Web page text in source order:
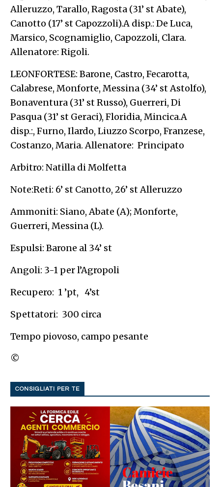
Alleruzzo, Tarallo, Ragosta (31’ st Abate),
Canotto (17’ st Capozzoli).A disp.: De Luca,
Marsico, Scognamiglio, Capozzoli, Clara.
Allenatore: Rigoli.
LEONFORTESE: Barone, Castro, Fecarotta,
Calabrese, Monforte, Messina (34’ st Astolfo),
Bonaventura (31’ st Russo), Guerreri, Di
Pasqua (31’ st Geraci), Floridia, Mincica.A
disp.:, Furno, Ilardo, Liuzzo Scorpo, Franzese,
Costanzo, Maria. Allenatore: Principato
Arbitro: Natilla di Molfetta
Note:Reti: 6’ st Canotto, 26’ st Alleruzzo
Ammoniti: Siano, Abate (A); Monforte,
Guerreri, Messina (L).
Espulsi: Barone al 34’ st
Angoli: 3-1 per l’Agropoli
Recupero: 1 ’pt, 4’st
Spettatori: 300 circa
Tempo piovoso, campo pesante
©
CONSIGLIATI PER TE